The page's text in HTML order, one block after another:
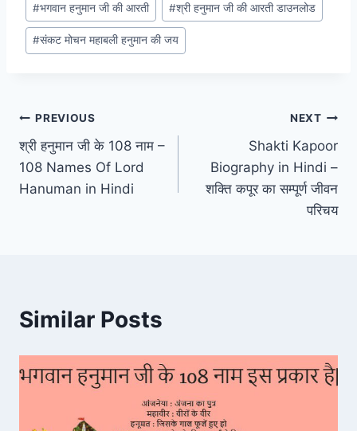
#भगवान हनुमान जी की आरती #श्री हनुमान जी की आरती डाउनलोड
#संकट मोचन महाबली हनुमान की जय
Post
navigation
PREVIOUS
श्री हनुमान जी के 108 नाम –
108 Names Of Lord
Hanuman in Hindi
NEXT
Shakti Kapoor
Biography in Hindi –
शक्ति कपूर का सम्पूर्ण जीवन
परिचय
Similar Posts